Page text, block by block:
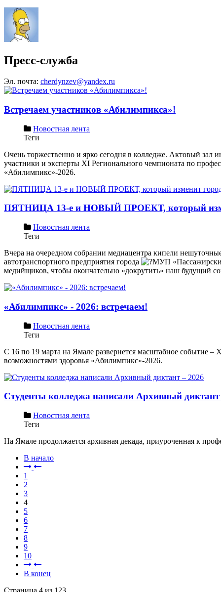
Пресс-служба
Эл. почта: cherdynzev@yandex.ru
Встречаем участников «Абилимпикса»!
Новостная лента
Теги
Очень торжественно и ярко сегодня в колледже. Актовый зал
участники и эксперты ХI Регионального чемпионата по
«Абилимпикс»-2026.
ПЯТНИЦА 13-е и НОВЫЙ ПРОЕКТ, который
Новостная лента
Теги
Вчера на очередном собрании медиацентра кипели
автотранспортного предприятия города
МУП
медийщиков, чтобы окончательно «докрутить» наш будущий
«Абилимпикс» - 2026: встречаем!
Новостная лента
Теги
С 16 по 19 марта на Ямале развернется масштабное событие
возможностями здоровья «Абилимпикс»-2026.
Студенты колледжа написали Архивный диктант
Новостная лента
Теги
На Ямале продолжается архивная декада, приуроченная к
В начало
1
2
3
4
5
6
7
8
9
10
В конец
Страница 4 из 123